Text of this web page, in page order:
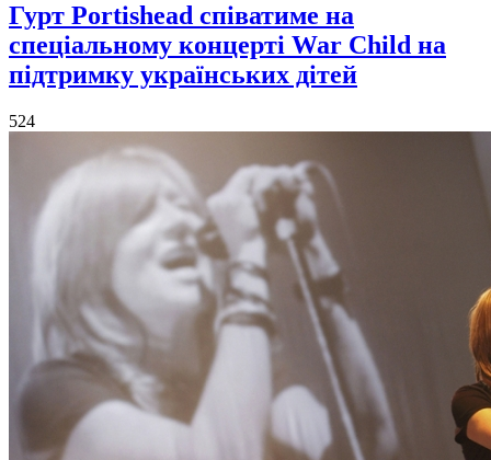
Гурт Portishead співатиме на
спеціальному концерті War Child на
підтримку українських дітей
524